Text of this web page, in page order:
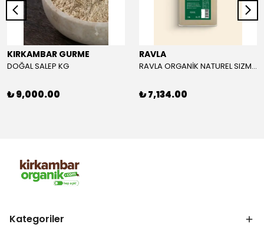
KIRKAMBAR GURME
DOĞAL SALEP KG
₺ 9,000.00
RAVLA
RAVLA ORGANİK NATUREL SIZMA ZEYTİNYAĞI 5L
₺ 7,134.00
Kategoriler